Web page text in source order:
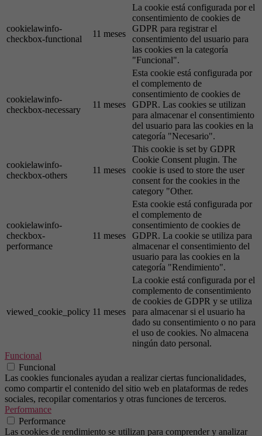
cookielawinfo-
checkbox-functional
11 meses
La cookie está configurada por el
consentimiento de cookies de
GDPR para registrar el
consentimiento del usuario para
las cookies en la categoría
"Funcional".
cookielawinfo-
checkbox-necessary
11 meses
Esta cookie está configurada por
el complemento de
consentimiento de cookies de
GDPR. Las cookies se utilizan
para almacenar el consentimiento
del usuario para las cookies en la
categoría "Necesario".
cookielawinfo-
checkbox-others
11 meses
This cookie is set by GDPR
Cookie Consent plugin. The
cookie is used to store the user
consent for the cookies in the
category "Other.
cookielawinfo-
checkbox-
performance
11 meses
Esta cookie está configurada por
el complemento de
consentimiento de cookies de
GDPR. La cookie se utiliza para
almacenar el consentimiento del
usuario para las cookies en la
categoría "Rendimiento".
viewed_cookie_policy 11 meses
La cookie está configurada por el
complemento de consentimiento
de cookies de GDPR y se utiliza
para almacenar si el usuario ha
dado su consentimiento o no para
el uso de cookies. No almacena
ningún dato personal.
Funcional
Funcional
Las cookies funcionales ayudan a realizar ciertas funcionalidades,
como compartir el contenido del sitio web en plataformas de redes
sociales, recopilar comentarios y otras funciones de terceros.
Performance
Performance
Las cookies de rendimiento se utilizan para comprender y analizar